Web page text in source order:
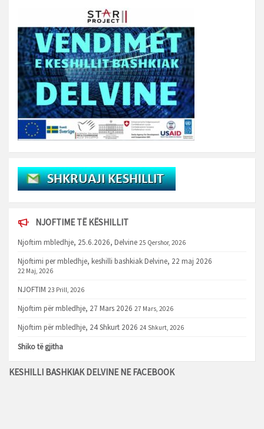
NJOFTIME TË KËSHILLIT
Njoftim mbledhje, 25.6.2026, Delvine 25 Qershor, 2026
Njoftimi per mbledhje, keshilli bashkiak Delvine, 22 maj 2026
22 Maj, 2026
NJOFTIM 23 Prill, 2026
Njoftim për mbledhje, 27 Mars 2026 27 Mars, 2026
Njoftim për mbledhje, 24 Shkurt 2026 24 Shkurt, 2026
Shiko të gjitha
KESHILLI BASHKIAK DELVINE NE FACEBOOK